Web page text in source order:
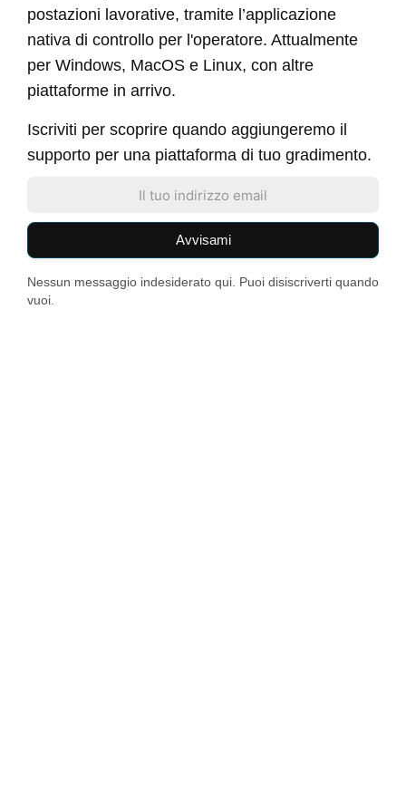
postazioni lavorative, tramite l’applicazione
nativa di controllo per l'operatore. Attualmente
per Windows, MacOS e Linux, con altre
piattaforme in arrivo.
Iscriviti per scoprire quando aggiungeremo il
supporto per una piattaforma di tuo gradimento.
Avvisami
Nessun messaggio indesiderato qui. Puoi disiscriverti quando
vuoi.